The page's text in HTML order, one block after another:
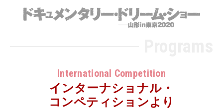
ドキュ
International Competition
インターナショナル・
コンペティションより